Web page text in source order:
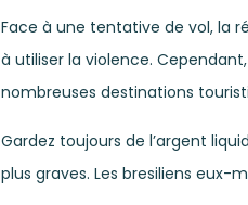
Face à une tentative de vol, la
à utiliser la violence.
nombreuses destinations
Gardez toujours de l’argent
plus graves. Les bresiliens